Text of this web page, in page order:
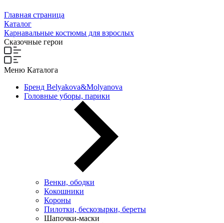
Главная страница
Каталог
Карнавальные костюмы для взрослых
Сказочные герои
Меню Каталога
Бренд Belyakova&Molyanova
Головные уборы, парики
Венки, ободки
Кокошники
Короны
Пилотки, бескозырки, береты
Шапочки-маски